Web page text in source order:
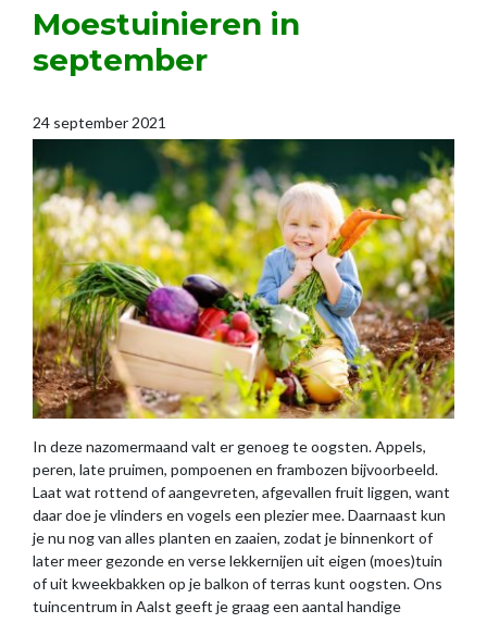
Moestuinieren in
september
24 september 2021
In deze nazomermaand valt er genoeg te oogsten. Appels,
peren, late pruimen, pompoenen en frambozen bijvoorbeeld.
Laat wat rottend of aangevreten, afgevallen fruit liggen, want
daar doe je vlinders en vogels een plezier mee. Daarnaast kun
je nu nog van alles planten en zaaien, zodat je binnenkort of
later meer gezonde en verse lekkernijen uit eigen (moes)tuin
of uit kweekbakken op je balkon of terras kunt oogsten. Ons
tuincentrum in Aalst geeft je graag een aantal handige